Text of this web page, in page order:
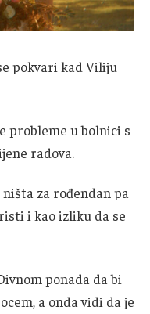
pokvari kad Viliju
probleme u bolnici s
radova.
za rođendan pa
i kao izliku da se
ponada da bi
a onda vidi da je